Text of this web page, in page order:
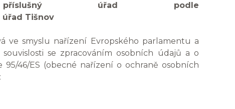
příslušný úřad podle
úřad Tišnov
ve smyslu nařízení Evropského parlamentu a
se zpracováním osobních údajů a o
46/ES (obecné nařízení o ochraně osobních